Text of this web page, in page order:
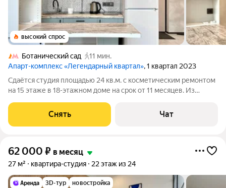
высокий спрос
Ботанический сад
11 мин.
Апарт-комплекс «Легендарный квартал», 1 квартал 2023
Сдаётся студия площадью 24 кв.м. с косметическим ремонтом
на 15 этаже в 18-этажном доме на срок от 11 месяцев. Из
монолитный, окна выходят на улицу. В подъезде 2 лифта - 1
грузовой и 1 пассажирский.
Снять Чат
62 000 ₽ в месяц
27 м² квартира-студия 22 этаж из 24
3D-тур новостройка